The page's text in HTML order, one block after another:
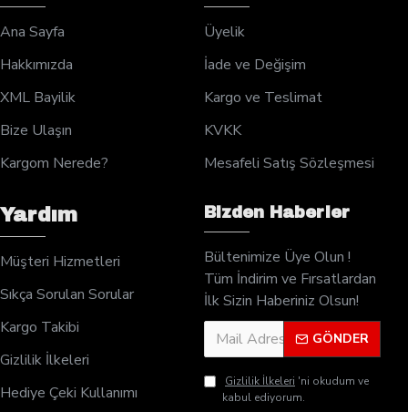
Ana Sayfa
Hakkımızda
XML Bayilik
Bize Ulaşın
Kargom Nerede?
Üyelik
İade ve Değişim
Kargo ve Teslimat
KVKK
Mesafeli Satış Sözleşmesi
Yardım
Müşteri Hizmetleri
Sıkça Sorulan Sorular
Kargo Takibi
Gizlilik İlkeleri
Hediye Çeki Kullanımı
Bizden Haberler
Bültenimize Üye Olun !
Tüm İndirim ve Fırsatlardan
İlk Sizin Haberiniz Olsun!
GÖNDER
Gizlilik İlkeleri 'ni okudum ve
kabul ediyorum.